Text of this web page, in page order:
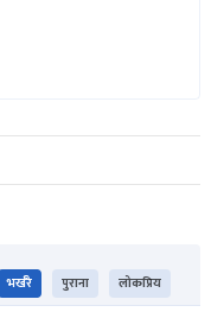
भर्खरै पुराना लोकप्रिय